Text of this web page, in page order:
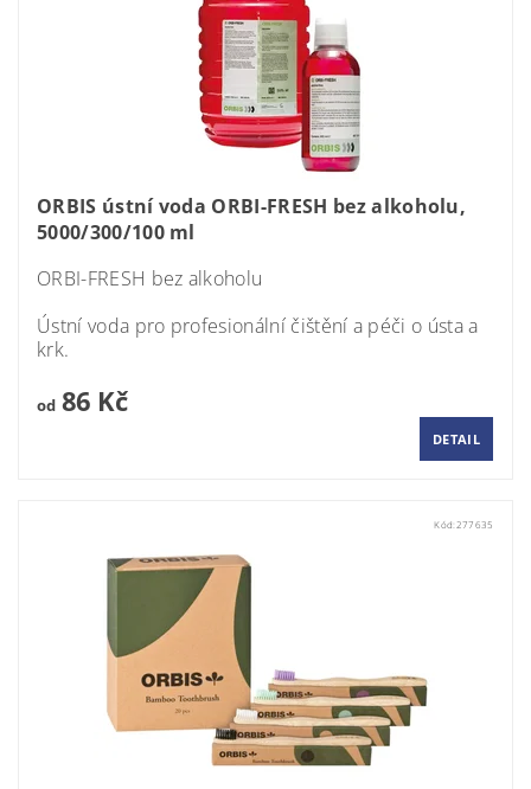
ORBIS ústní voda ORBI-FRESH bez alkoholu,
5000/300/100 ml
ORBI-FRESH bez alkoholu
Ústní voda pro profesionální čištění a péči o ústa a
krk.
od86 Kč
DETAIL
Kód:277635